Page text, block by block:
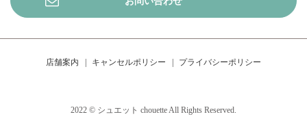
店舗案内 キャンセルポリシー プライバシーポリシー
2022 © シュエット chouette All Rights Reserved.